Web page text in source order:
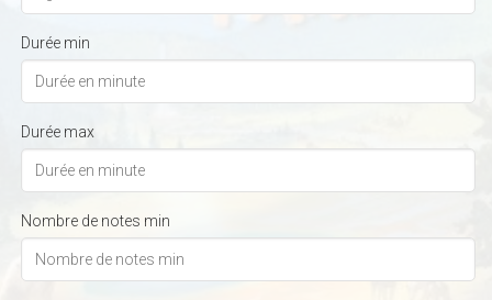
Durée min
Durée max
Nombre de notes min